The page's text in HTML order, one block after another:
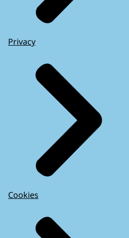
Privacy
Cookies